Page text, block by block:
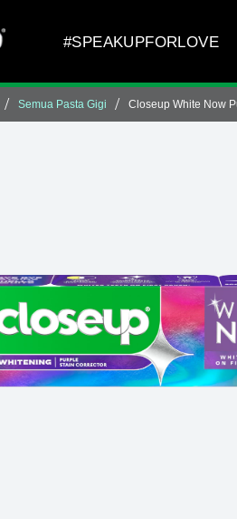
#SPEAKUPFORLOVE
Semua Pasta Gigi Closeup White Now
12